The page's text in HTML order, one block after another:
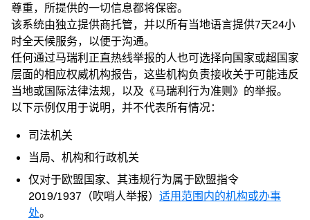
尊重，所提供的一切信息都将保密。
该系统由独立提供商托管，并以所有当地语言提供7天24小
时全天候服务，以便于沟通。
任何通过马瑞利正直热线举报的人也可选择向国家或超国家
层面的相应权威机构报告，这些机构负责接收关于可能违反
当地或国际法律法规，以及《马瑞利行为准则》的举报。
以下示例仅用于说明，并不代表所有情况：
司法机关
当局、机构和行政机关
仅对于欧盟国家、其违规行为属于欧盟指令
2019/1937（吹哨人举报） 适用范围内的机构或办事
处。